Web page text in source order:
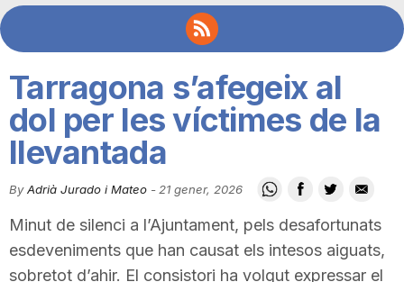
C
i
u
Tarragona s’afegeix al
dol per les víctimes de la
llevantada
By Adrià Jurado i Mateo - 21 gener, 2026
Minut de silenci a l’Ajuntament, pels desafortunats
esdeveniments que han causat els intesos aiguats,
sobretot d’ahir. El consistori ha volgut expressar el